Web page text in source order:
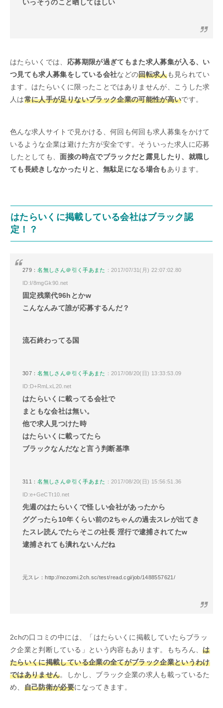
いっそうのこと晒してほしい
はたらいくでは、 応募期限が過ぎてもまた求人募集が入る、い
つ見ても求人募集をしている会社などの回転求人も見られてい
ます。はたらいくに限ったことではありませんが、こうした求
人は常に人手が足りないブラック企業の可能性が高いです。
色んな求人サイトで見かける、何回も何回も求人募集をかけて
いるような企業は避けた方が安全です。そういった求人に応募
したとしても、面接の時点でブラックだと露見したり、就職し
ても長続きしなかったりと、無駄足になる場合もあります。
はたらいくに掲載している会社はブラック認
定！？
279：名無しさん＠引く手あまた ：2017/07/31(月) 22:07:02.80
ID:I/8mgGk90.net
固定残業代96hとかw
こんなんみて誰が応募するんだ？
流石終わってる国
307：名無しさん＠引く手あまた ：2017/08/20(日) 13:33:53.09
ID:D+RmLxL20.net
はたらいくに載ってる会社で
まともな会社は無い。
他で求人見つけた時
はたらいくに載ってたら
ブラックなんだなと言う判断基準
311：名無しさん＠引く手あまた ：2017/08/20(日) 15:56:51.36
ID:e+GeCTt10.net
先週のはたらいくで怪しい会社があったから
ググったら10年くらい前の2ちゃんの過去スレが出てき
たスレ読んでたらそこの社長 淫行で逮捕されてたw
逮捕されても潰れないんだね
元スレ：http://nozomi.2ch.sc/test/read.cgi/job/1488557621/
2chの口コミの中には、「はたらいくに掲載していたらブラッ
ク企業と判断している」という内容もあります。もちろん、は
たらいくに掲載している企業の全てがブラック企業というわけ
ではありません。しかし、ブラック企業の求人も載っているた
め、 自己防衛が必要になってきます。